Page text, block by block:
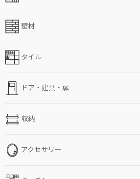
壁材
タイル
ドア・建具・扉
収納
アクセサリー